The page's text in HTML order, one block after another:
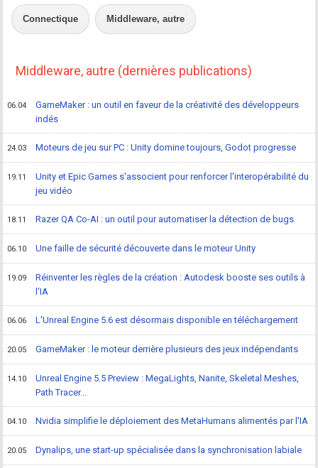
Connectique Middleware, autre
Middleware, autre (dernières publications)
06.04
GameMaker : un outil en faveur de la créativité des développeurs
indés
24.03 Moteurs de jeu sur PC : Unity domine toujours, Godot progresse
19.11
Unity et Epic Games s'associent pour renforcer l'interopérabilité du
jeu vidéo
18.11 Razer QA Co-AI : un outil pour automatiser la détection de bugs
06.10 Une faille de sécurité découverte dans le moteur Unity
19.09
Réinventer les règles de la création : Autodesk booste ses outils à
l'IA
06.06 L'Unreal Engine 5.6 est désormais disponible en téléchargement
20.05 GameMaker : le moteur derrière plusieurs des jeux indépendants
14.10
Unreal Engine 5.5 Preview : MegaLights, Nanite, Skeletal Meshes,
Path Tracer...
04.10 Nvidia simplifie le déploiement des MetaHumans alimentés par l'IA
20.05 Dynalips, une start-up spécialisée dans la synchronisation labiale